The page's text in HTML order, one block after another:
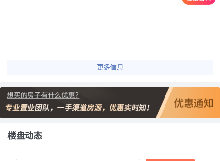
更多信息
楼盘动态